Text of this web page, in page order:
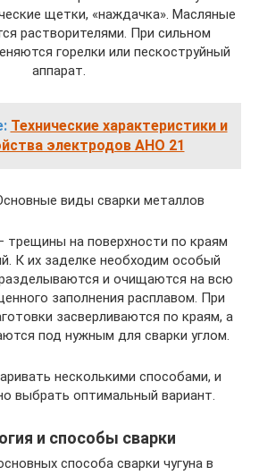
щетки, «наждачка». Масляные
растворителями. При сильном
горелки или пескоструйный
аппарат.
Технические характеристики и
электродов АНО 21
виды сварки металлов
трещины на поверхности по краям
К их заделке необходим особый
и очищаются на всю
заполнения расплавом. При
засверливаются по краям, а
под нужным для сварки углом.
несколькими способами, и
выбрать оптимальный вариант.
и способы сварки
способа сварки чугуна в